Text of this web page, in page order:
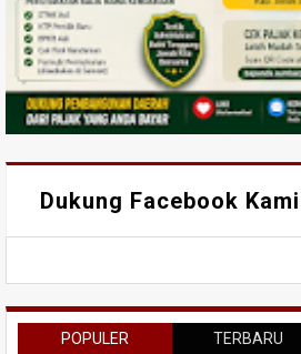
Dukung Facebook Kami
POPULER TERBARU